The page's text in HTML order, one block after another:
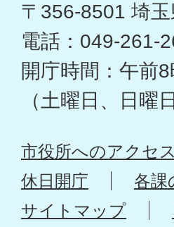
〒356-8501 埼
電話：049-261-
開庁時間：午前
（土曜日、日曜
市役所へのアクセス
休日開庁
各課
サイトマップ